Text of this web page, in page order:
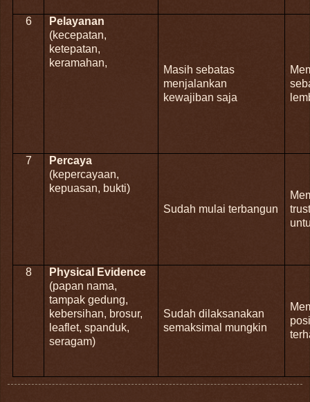
6
Pelayanan
(kecepatan,
ketepatan,
keramahan,
Masih sebatas
menjalankan
kewajiban saja
7
Percaya
(kepercayaan,
kepuasan, bukti)
Sudah mulai terbangun
8
Physical Evidence
(papan nama,
tampak gedung,
kebersihan, brosur,
leaflet, spanduk,
seragam)
Sudah dilaksanakan
semaksimal mungkin